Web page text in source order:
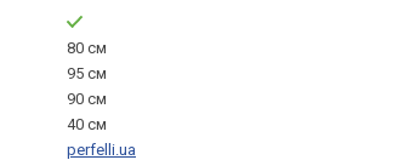
80 см
95 см
90 см
40 см
perfelli.ua